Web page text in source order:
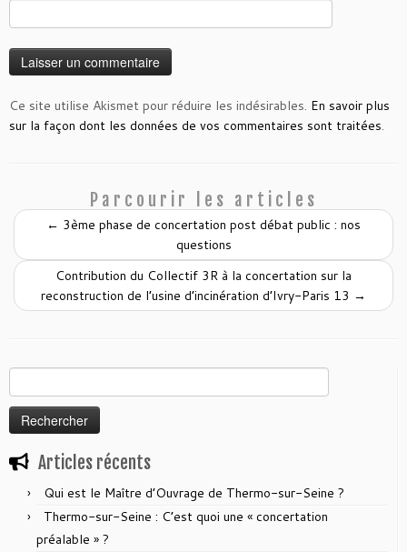
Ce site utilise Akismet pour réduire les indésirables. En savoir plus
sur la façon dont les données de vos commentaires sont traitées.
Parcourir les articles
← 3ème phase de concertation post débat public : nos
questions
Contribution du Collectif 3R à la concertation sur la
reconstruction de l’usine d’incinération d’Ivry-Paris 13 →
Rechercher :
Articles récents
Qui est le Maître d’Ouvrage de Thermo-sur-Seine ?
Thermo-sur-Seine : C’est quoi une « concertation
préalable » ?